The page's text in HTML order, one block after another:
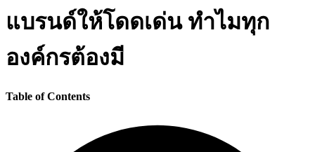
แบรนด์ให้โดดเด่น ทำไมทุก
องค์กรต้องมี
Table of Contents